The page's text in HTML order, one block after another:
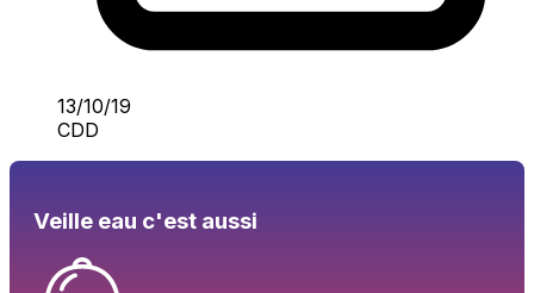
13/10/19
CDD
Veille eau c'est aussi